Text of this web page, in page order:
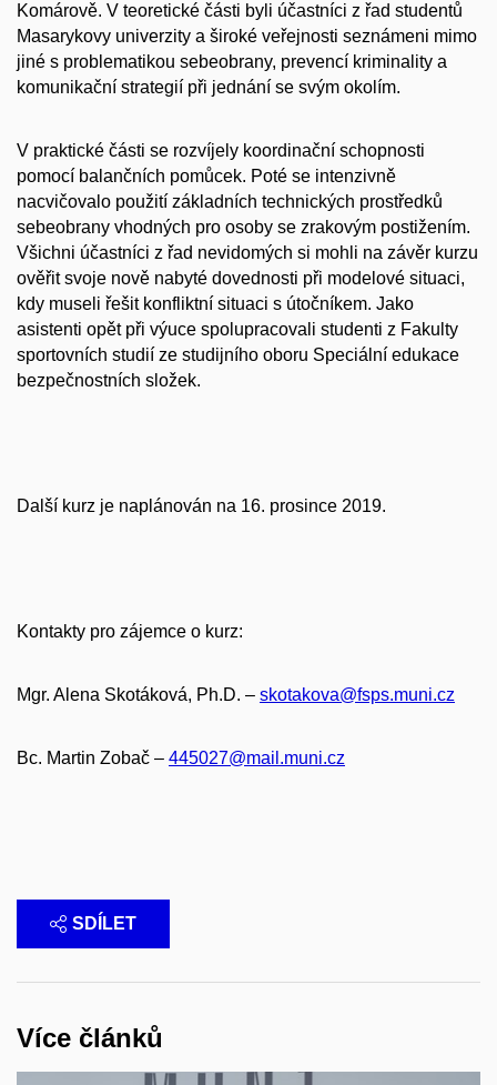
Komárově. V teoretické části byli účastníci z řad studentů
Masarykovy univerzity a široké veřejnosti seznámeni mimo
jiné s problematikou sebeobrany, prevencí kriminality a
komunikační strategií při jednání se svým okolím.
V praktické části se rozvíjely koordinační schopnosti
pomocí balančních pomůcek. Poté se intenzivně
nacvičovalo použití základních technických prostředků
sebeobrany vhodných pro osoby se zrakovým postižením.
Všichni účastníci z řad nevidomých si mohli na závěr kurzu
ověřit svoje nově nabyté dovednosti při modelové situaci,
kdy museli řešit konfliktní situaci s útočníkem. Jako
asistenti opět při výuce spolupracovali studenti z Fakulty
sportovních studií ze studijního oboru Speciální edukace
bezpečnostních složek.
Další kurz je naplánován na 16. prosince 2019.
Kontakty pro zájemce o kurz:
Mgr. Alena Skotáková, Ph.D. – skotakova@fsps.muni.cz
Bc. Martin Zobač – 445027@mail.muni.cz
SDÍLET
Více článků